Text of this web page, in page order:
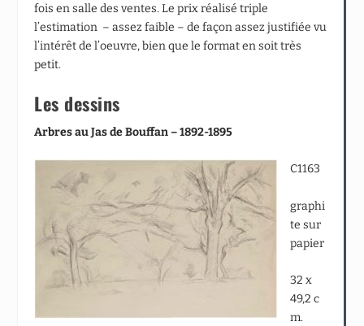
fois en salle des ventes. Le prix réalisé triple
l’estimation – assez faible – de façon assez justifiée vu
l’intérêt de l’oeuvre, bien que le format en soit très
petit.
Les dessins
Arbres au Jas de Bouffan – 1892-1895
C1163
graphi
te sur
papier
32 x
49,2 c
m.